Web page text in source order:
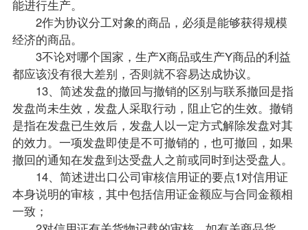
能进行生产。
2作为协议分工对象的商品，必须是能够获得规模
经济的商品。
3不论对哪个国家，生产X商品或生产Y商品的利益
都应该没有很大差别，否则就不容易达成协议。
13、简述发盘的撤回与撤销的区别与联系撤回是指
发盘尚未生效，发盘人采取行动，阻止它的生效。撤销
是指在发盘已生效后，发盘人以一定方式解除发盘对其
的效力。一项发盘即使是不可撤销的，也可撤回，如果
撤回的通知在发盘到达受盘人之前或同时到达受盘人。
14、简述进出口公司审核信用证的要点1对信用证
本身说明的审核，其中包括信用证金额应与合同金额相
一致；